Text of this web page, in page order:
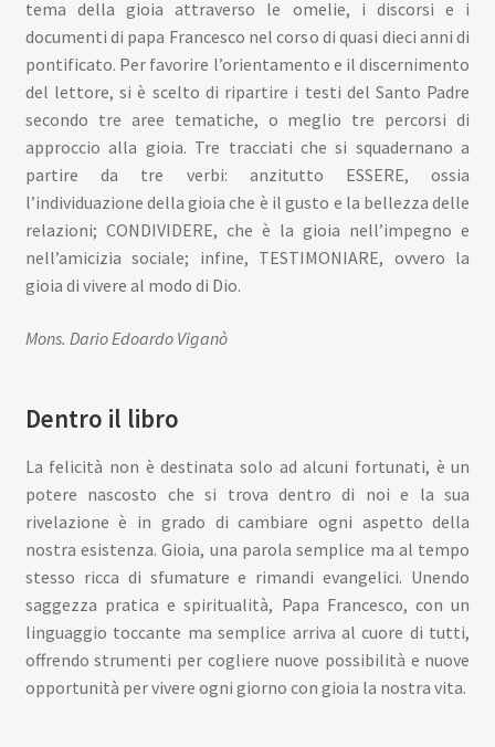
tema della gioia attraverso le omelie, i discorsi e i
documenti di papa Francesco nel corso di quasi dieci anni di
pontificato. Per favorire l’orientamento e il discernimento
del lettore, si è scelto di ripartire i testi del Santo Padre
secondo tre aree tematiche, o meglio tre percorsi di
approccio alla gioia. Tre tracciati che si squadernano a
partire da tre verbi: anzitutto ESSERE, ossia
l’individuazione della gioia che è il gusto e la bellezza delle
relazioni; CONDIVIDERE, che è la gioia nell’impegno e
nell’amicizia sociale; infine, TESTIMONIARE, ovvero la
gioia di vivere al modo di Dio.
Mons. Dario Edoardo Viganò
Dentro il libro
La felicità non è destinata solo ad alcuni fortunati, è un
potere nascosto che si trova dentro di noi e la sua
rivelazione è in grado di cambiare ogni aspetto della
nostra esistenza. Gioia, una parola semplice ma al tempo
stesso ricca di sfumature e rimandi evangelici. Unendo
saggezza pratica e spiritualità, Papa Francesco, con un
linguaggio toccante ma semplice arriva al cuore di tutti,
offrendo strumenti per cogliere nuove possibilità e nuove
opportunità per vivere ogni giorno con gioia la nostra vita.